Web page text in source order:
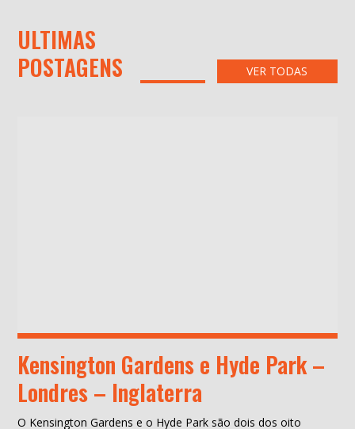
ULTIMAS
POSTAGENS
VER TODAS
Kensington Gardens e Hyde Park –
Londres – Inglaterra
O Kensington Gardens e o Hyde Park são dois dos oito